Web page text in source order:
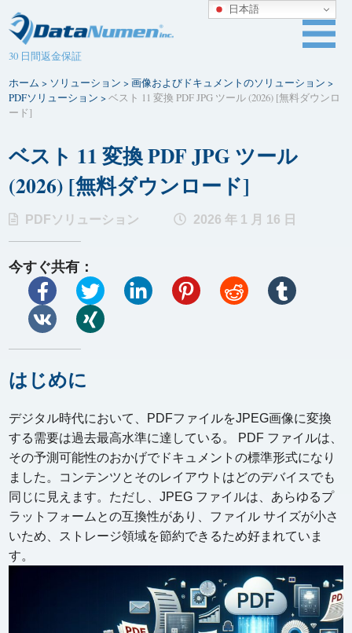
30 日間返金保証
ホーム > ソリューション >画像およびドキュメントのソリューション >
PDFソリューション >ベスト 11 変換 PDF JPG ツール (2026) [無料ダウンロ
ード]
ベスト 11 変換 PDF JPG ツール
(2026) [無料ダウンロード]
PDFソリューション 2026 年 1 月 16 日
今すぐ共有：
はじめに
デジタル時代において、PDFファイルをJPEG画像に変換
する需要は過去最高水準に達している。 PDF ファイルは、
その予測可能性のおかげでドキュメントの標準形式になり
ました。コンテンツとそのレイアウトはどのデバイスでも
同じに見えます。ただし、JPEG ファイルは、あらゆるプ
ラットフォームとの互換性があり、ファイル サイズが小さ
いため、ストレージ領域を節約できるため好まれていま
す。
日本語